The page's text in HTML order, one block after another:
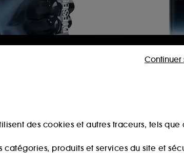
100ml
DIOR
211,67€ /
des cookies et autres traceurs, tels que
produits et services du site et
Continuer